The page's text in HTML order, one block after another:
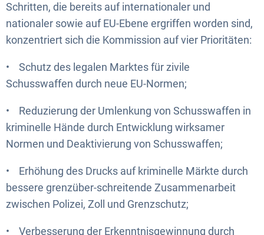
Schritten, die bereits auf internationaler und
nationaler sowie auf EU-Ebene ergriffen worden sind,
konzentriert sich die Kommission auf vier Prioritäten:
• Schutz des legalen Marktes für zivile
Schusswaffen durch neue EU-Normen;
• Reduzierung der Umlenkung von Schusswaffen in
kriminelle Hände durch Entwicklung wirksamer
Normen und Deaktivierung von Schusswaffen;
• Erhöhung des Drucks auf kriminelle Märkte durch
bessere grenzüber-schreitende Zusammenarbeit
zwischen Polizei, Zoll und Grenzschutz;
• Verbesserung der Erkenntnisgewinnung durch